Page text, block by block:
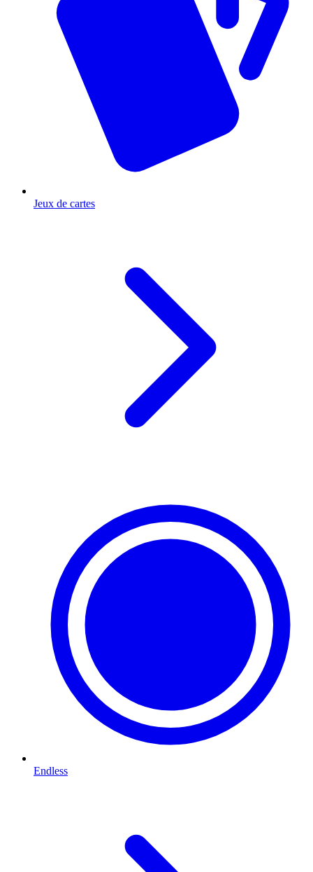
Jeux de cartes
Endless